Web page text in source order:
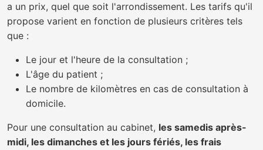
a un prix, quel que soit l'arrondissement. Les tarifs qu'il
propose varient en fonction de plusieurs critères tels
que :
Le jour et l'heure de la consultation ;
L'âge du patient ;
Le nombre de kilomètres en cas de consultation à
domicile.
Pour une consultation au cabinet, les samedis après-
midi, les dimanches et les jours fériés, les frais